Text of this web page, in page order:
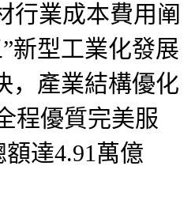
行業成本費用阐
新型工業化發展
，產業結構優化
程優質完美服
達4.91萬億